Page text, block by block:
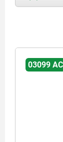
03099 AC